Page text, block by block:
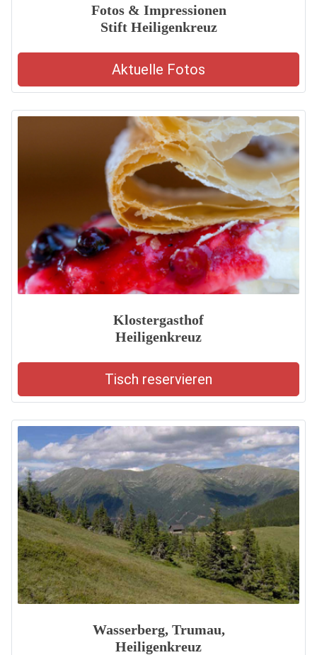
Fotos & Impressionen
Stift Heiligenkreuz
Aktuelle Fotos
Klostergasthof
Heiligenkreuz
Tisch reservieren
Wasserberg, Trumau,
Heiligenkreuz